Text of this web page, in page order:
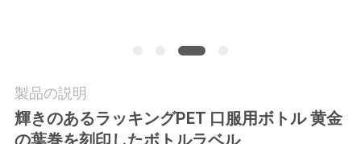
絡
し
製品の説明
輝きのあるラッキングPET 口服用ボトル 黄金